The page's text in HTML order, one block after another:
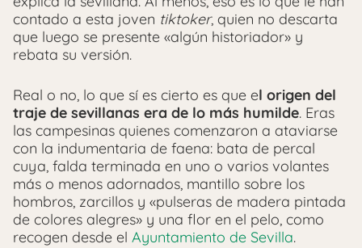
contado a esta joven tiktoker, quien no descarta
que luego se presente «algún historiador» y
rebata su versión.
Real o no, lo que sí es cierto es que el origen del
traje de sevillanas era de lo más humilde. Eras
las campesinas quienes comenzaron a ataviarse
con la indumentaria de faena: bata de percal
cuya, falda terminada en uno o varios volantes
más o menos adornados, mantillo sobre los
hombros, zarcillos y «pulseras de madera pintada
de colores alegres» y una flor en el pelo, como
recogen desde el Ayuntamiento de Sevilla.